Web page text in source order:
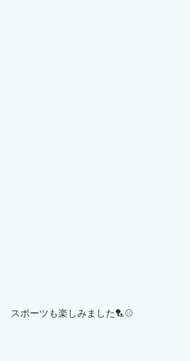
スポーツも楽しみました🏸⚾